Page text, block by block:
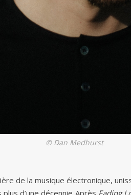
© Dan Medhurst
de la musique électronique,
d’une décennie. Après Fading